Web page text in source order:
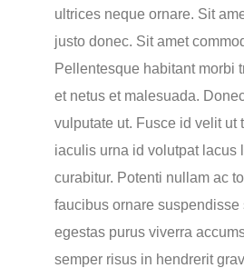
ultrices neque ornare. Sit
justo donec. Sit amet
Pellentesque habitant morbi
et netus et malesuada.
vulputate ut. Fusce id velit ut
iaculis urna id volutpat lacus
curabitur. Potenti nullam ac
faucibus ornare suspendisse
egestas purus viverra
semper risus in hendrerit